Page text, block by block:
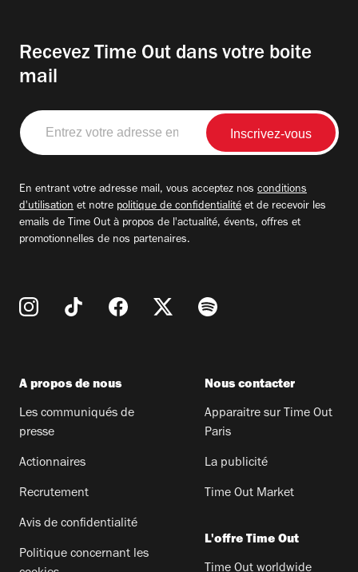
Recevez Time Out dans votre boite
mail
Entrez
votre
adresse
En entrant votre adresse mail, vous acceptez nos conditions
d'utilisation et notre politique de confidentialité et de recevoir les
emails de Time Out à propos de l'actualité, évents, offres et
promotionnelles de nos partenaires.
A propos de nous
Les communiqués de
presse
Actionnaires
Recrutement
Avis de confidentialité
Politique concernant les
Nous contacter
Apparaitre sur Time Out
Paris
La publicité
Time Out Market
L'offre Time Out
Time Out worldwide